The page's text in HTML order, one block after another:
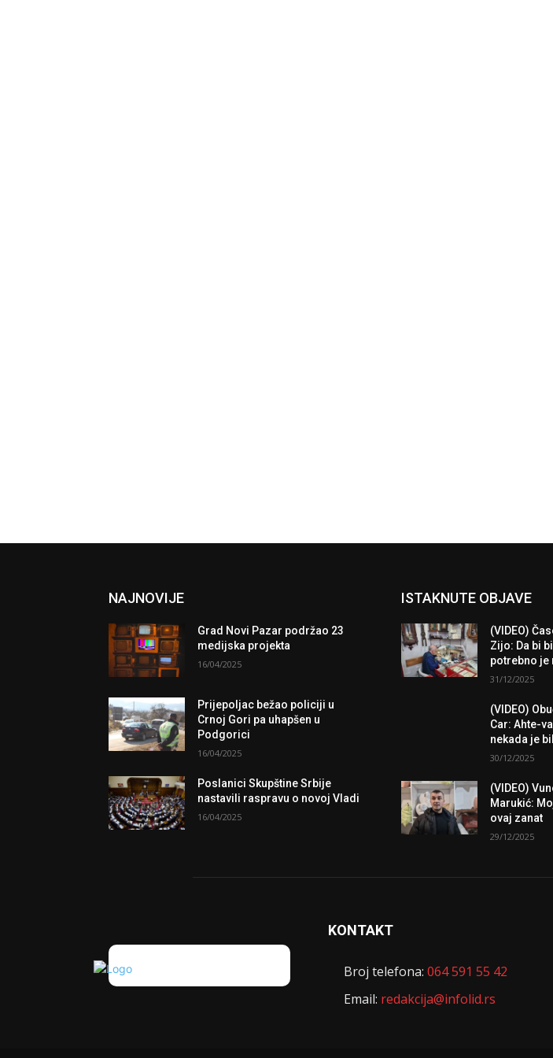
NAJNOVIJE
Grad Novi Pazar podržao 23
medijska projekta
16/04/2025
Prijepoljac bežao policiji u
Crnoj Gori pa uhapšen u
Podgorici
16/04/2025
Poslanici Skupštine Srbije
nastavili raspravu o novoj Vladi
16/04/2025
ISTAKNUTE OBJAVE
(VIDEO)
Zijo: Da bi
potrebno
31/12/2025
(VIDEO)
Car: Ahte-
nekada je
30/12/2025
(VIDEO)
Marukić:
ovaj zanat
29/12/2025
KONTAKT
Broj telefona: 064 591 55 42
Email: redakcija@infolid.rs